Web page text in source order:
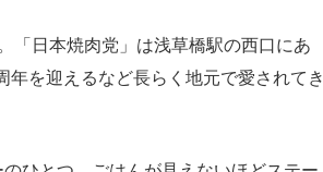
「日本焼肉党」は浅草橋駅の西口にあ
を迎えるなど長らく地元で愛されてき